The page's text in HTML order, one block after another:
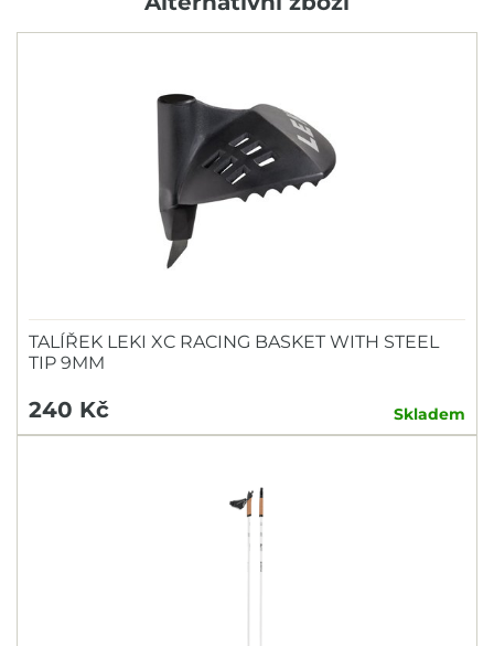
TALÍŘEK LEKI XC RACING BASKET WITH STEEL
TIP 9MM
240 Kč Skladem